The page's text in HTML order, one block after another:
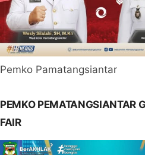
Pemko Pamatangsiantar
PEMKO PEMATANGSIANTAR
FAIR